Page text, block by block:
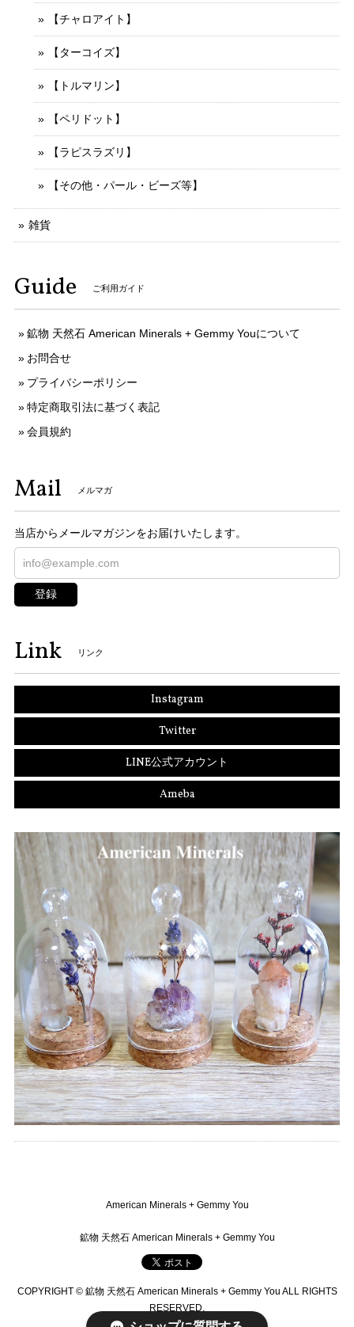
【チャロアイト】
【ターコイズ】
【トルマリン】
【ペリドット】
【ラピスラズリ】
【その他・パール・ビーズ等】
雑貨
Guide ご利用ガイド
鉱物 天然石 American Minerals + Gemmy Youについて
お問合せ
プライバシーポリシー
特定商取引法に基づく表記
会員規約
Mail メルマガ
当店からメールマガジンをお届けいたします。
登録
Link リンク
Instagram
Twitter
LINE公式アカウント
Ameba
American Minerals + Gemmy You
鉱物 天然石 American Minerals + Gemmy You
COPYRIGHT © 鉱物 天然石 American Minerals + Gemmy You ALL RIGHTS
RESERVED.